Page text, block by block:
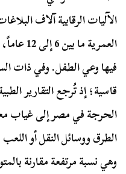
الآليات الرقابية آلاف
فيها وعي الطفل. وفي ذات
الحرجة في مصر إلى غياب
الطرق ووسائل النقل أو
وهي نسبة مرتفعة مقارنة